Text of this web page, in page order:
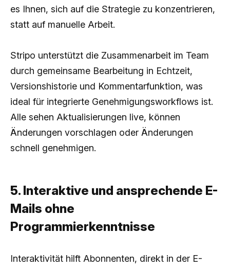
es Ihnen, sich auf die Strategie zu konzentrieren,
statt auf manuelle Arbeit.
Stripo unterstützt die Zusammenarbeit im Team
durch gemeinsame Bearbeitung in Echtzeit,
Versionshistorie und Kommentarfunktion, was
ideal für integrierte Genehmigungsworkflows ist.
Alle sehen Aktualisierungen live, können
Änderungen vorschlagen oder Änderungen
schnell genehmigen.
5. Interaktive und ansprechende E-
Mails ohne
Programmierkenntnisse
Interaktivität hilft Abonnenten, direkt in der E-